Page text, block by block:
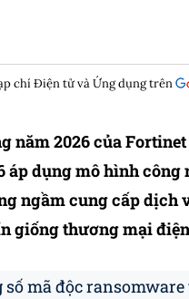
chí Điện tử và Ứng dụng trên
năm 2026 của
áp dụng mô hình
ngầm cung cấp dịch
giống thương mại
số mã độc